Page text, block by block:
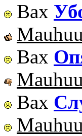
Вах
Вах
Вах